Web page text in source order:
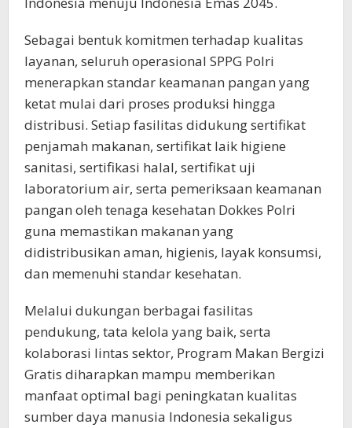
Sebagai bentuk komitmen terhadap kualitas
layanan, seluruh operasional SPPG Polri
menerapkan standar keamanan pangan yang
ketat mulai dari proses produksi hingga
distribusi. Setiap fasilitas didukung sertifikat
penjamah makanan, sertifikat laik higiene
sanitasi, sertifikasi halal, sertifikat uji
laboratorium air, serta pemeriksaan keamanan
pangan oleh tenaga kesehatan Dokkes Polri
guna memastikan makanan yang
didistribusikan aman, higienis, layak konsumsi,
dan memenuhi standar kesehatan.
Melalui dukungan berbagai fasilitas
pendukung, tata kelola yang baik, serta
kolaborasi lintas sektor, Program Makan Bergizi
Gratis diharapkan mampu memberikan
manfaat optimal bagi peningkatan kualitas
sumber daya manusia Indonesia sekaligus